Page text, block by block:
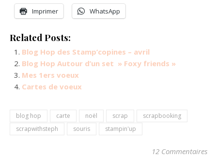
Imprimer WhatsApp
Related Posts:
Blog Hop des Stamp’copines – avril
Blog Hop Autour d’un set » Foxy friends »
Mes 1ers voeux
Cartes de voeux
blog hop carte noël scrap
scrapbooking
scrapwithsteph
souris stampin'up
12 Commentaires